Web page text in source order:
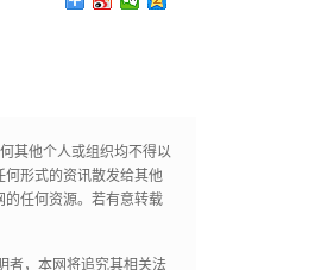
其他个人或组织均不得以
形式的资讯散发给其他
任何资源。若有意转载
者，本网将追究其相关法